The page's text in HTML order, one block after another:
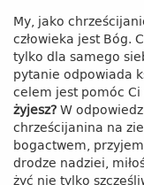
My, jako
człowieka jest Bóg.
tylko dla samego
pytanie odpowiada
celem jest pomóc
żyjesz?W
chrześcijanina na
bogactwem,
drodze nadziei,
żyć nie tylko